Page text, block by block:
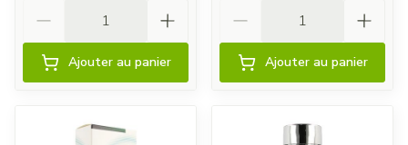
Ajouter au panier Ajouter au panier